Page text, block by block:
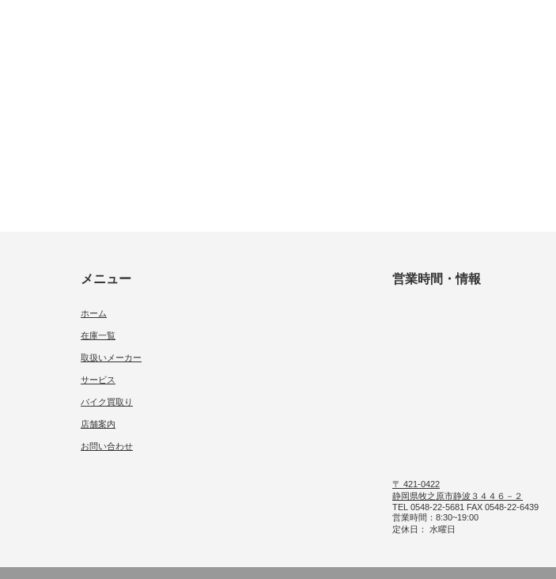
メニュー
ホーム
在庫一覧
取扱いメーカー
サービス
バイク買取り
店舗案内
お問い合わせ
営業時間・情報
〒 421-0422
静岡県牧之原市静波３４４６－２
TEL 0548-22-5681 FAX 0548-22-6439
営業時間：8:30~19:00
定休日： 水曜日